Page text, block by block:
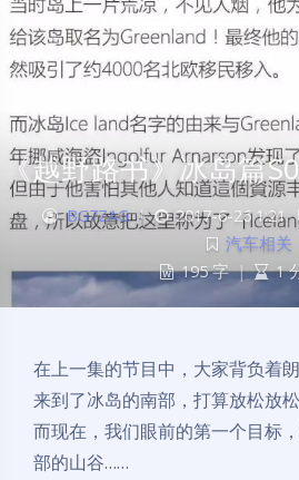
《越野路书》冰岛篇
BG7ZAG | 2017-6-26 1:21
汽车相关
195 字 | 1
在上一集的节目中，大家背负着
来到了冰岛的南部，打算放松放
而现在，我们眼前的第一个目标
部的山谷……